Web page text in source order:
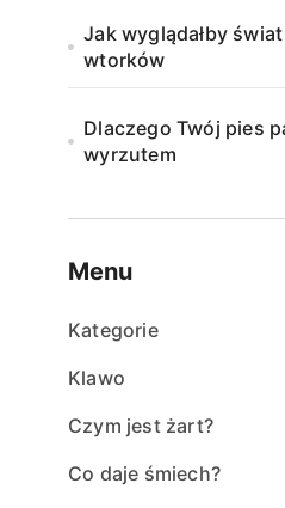
Jak wyglądałby
wtorków
Dlaczego Twój pies
wyrzutem
Menu
Kategorie
Klawo
Czym jest żart?
Co daje śmiech?